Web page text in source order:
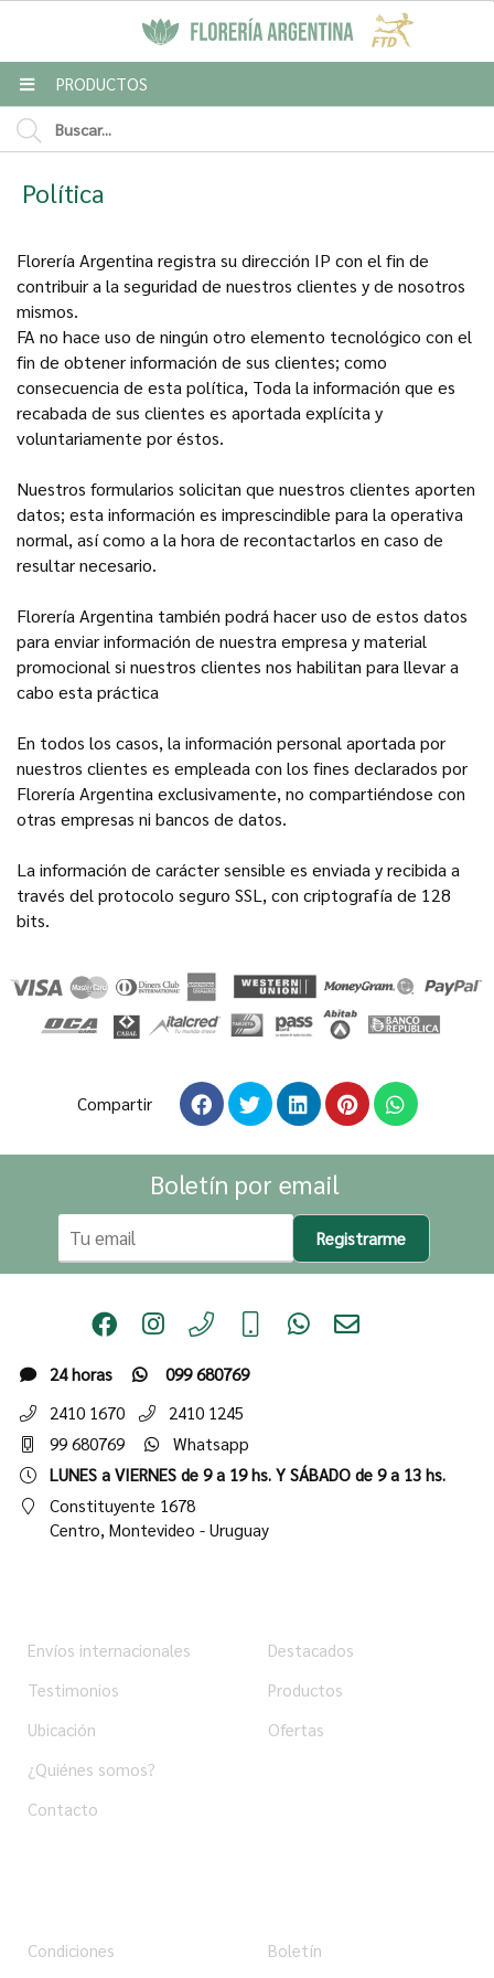
Enviar a email
Para
Mensaje
MI COMPRA
PRODUCTOS
Política
Florería Argentina registra su dirección IP con el fin de
contribuir a la seguridad de nuestros clientes y de nosotros
mismos.
FA no hace uso de ningún otro elemento tecnológico con el
fin de obtener información de sus clientes; como
consecuencia de esta política, Toda la información que es
recabada de sus clientes es aportada explícita y
voluntariamente por éstos.
Nuestros formularios solicitan que nuestros clientes aporten
datos; esta información es imprescindible para la operativa
normal, así como a la hora de recontactarlos en caso de
resultar necesario.
Florería Argentina también podrá hacer uso de estos datos
para enviar información de nuestra empresa y material
promocional si nuestros clientes nos habilitan para llevar a
cabo esta práctica
En todos los casos, la información personal aportada por
nuestros clientes es empleada con los fines declarados por
Florería Argentina exclusivamente, no compartiéndose con
otras empresas ni bancos de datos.
La información de carácter sensible es enviada y recibida a
través del protocolo seguro SSL, con criptografía de 128
bits.
Compartir
Boletín por email
Registrarme
24 horas
099 680769
2410 1670
2410 1245
99 680769
Whatsapp
LUNES a VIERNES de 9 a 19 hs. Y SÁBADO de 9 a 13 hs.
Constituyente 1678
Centro, Montevideo - Uruguay
Envíos internacionales
Testimonios
Ubicación
¿Quiénes somos?
Contacto
Destacados
Productos
Ofertas
Condiciones Boletín